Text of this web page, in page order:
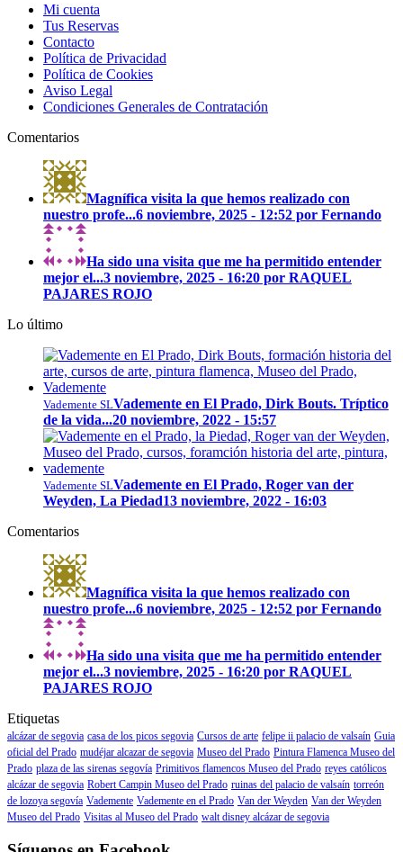
Mi cuenta
Tus Reservas
Contacto
Política de Privacidad
Política de Cookies
Aviso Legal
Condiciones Generales de Contratación
Comentarios
Magnífica visita la que hemos realizado con
nuestro profe...6 noviembre, 2025 - 12:52 por Fernando
Ha sido una visita que me ha permitido entender
mejor el...3 noviembre, 2025 - 16:20 por RAQUEL
PAJARES ROJO
Lo último
Vademente SLVademente en El Prado, Dirk Bouts. Tríptico
de la vida...20 noviembre, 2022 - 15:57
Vademente SLVademente en El Prado, Roger van der
Weyden, La Piedad13 noviembre, 2022 - 16:03
Comentarios
Magnífica visita la que hemos realizado con
nuestro profe...6 noviembre, 2025 - 12:52 por Fernando
Ha sido una visita que me ha permitido entender
mejor el...3 noviembre, 2025 - 16:20 por RAQUEL
PAJARES ROJO
Etiquetas
alcázar de segovia casa de los picos segovia Cursos de arte felipe ii palacio de valsaín Guia
oficial del Prado mudéjar alcazar de segovia Museo del Prado Pintura Flamenca Museo del
Prado plaza de las sirenas segovía Primitivos flamencos Museo del Prado reyes católicos
alcázar de segovia Robert Campin Museo del Prado ruinas del palacio de valsaín torreón
de lozoya segovía Vademente Vademente en el Prado Van der Weyden Van der Weyden
Museo del Prado Visitas al Museo del Prado walt disney alcázar de segovia